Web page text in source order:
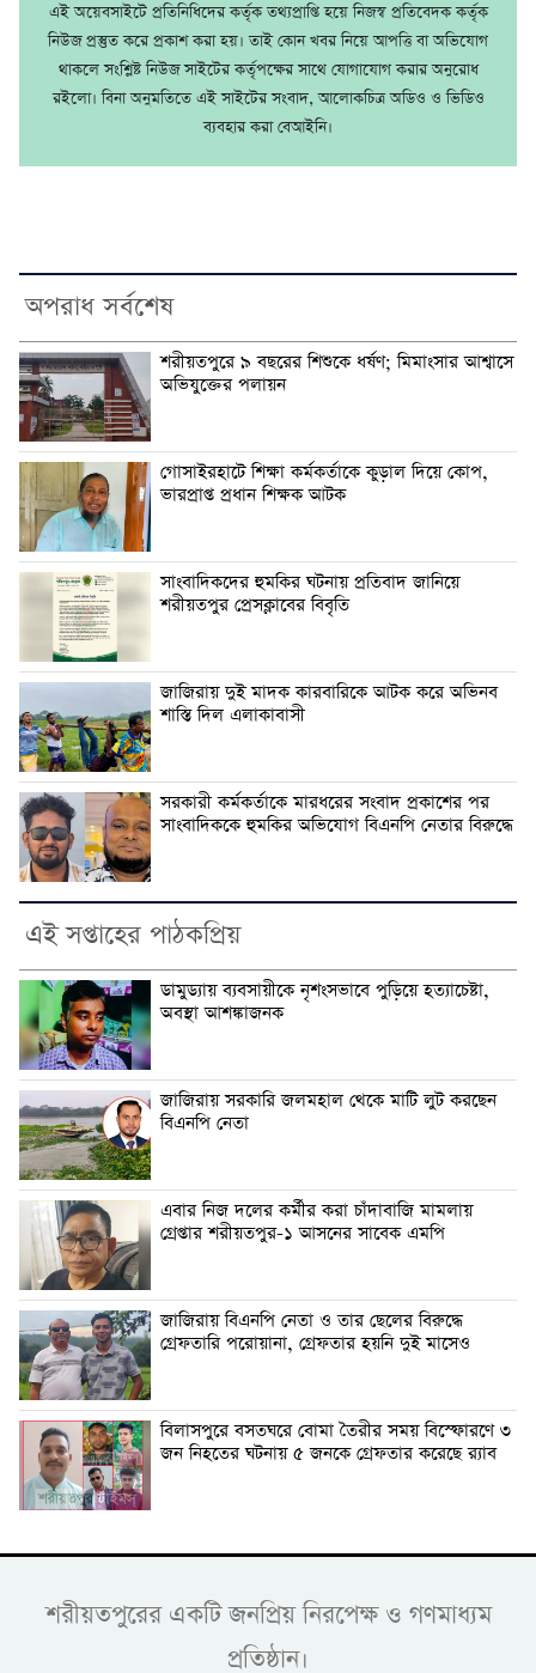
এই অয়েবসাইটে প্রতিনিধিদের কর্তৃক তথ্যপ্রাপ্তি হয়ে নিজস্ব প্রতিবেদক কর্তৃক
নিউজ প্রস্তুত করে প্রকাশ করা হয়। তাই কোন খবর নিয়ে আপত্তি বা অভিযোগ
থাকলে সংশ্লিষ্ট নিউজ সাইটের কর্তৃপক্ষের সাথে যোগাযোগ করার অনুরোধ
রইলো। বিনা অনুমতিতে এই সাইটের সংবাদ, আলোকচিত্র অডিও ও ভিডিও
ব্যবহার করা বেআইনি।
অপরাধ সর্বশেষ
শরীয়তপুরে ৯ বছরের শিশুকে ধর্ষণ; মিমাংসার আশ্বাসে
অভিযুক্তের পলায়ন
গোসাইরহাটে শিক্ষা কর্মকর্তাকে কুড়াল দিয়ে কোপ,
ভারপ্রাপ্ত প্রধান শিক্ষক আটক
সাংবাদিকদের হুমকির ঘটনায় প্রতিবাদ জানিয়ে
শরীয়তপুর প্রেসক্লাবের বিবৃতি
জাজিরায় দুই মাদক কারবারিকে আটক করে অভিনব
শাস্তি দিল এলাকাবাসী
সরকারী কর্মকর্তাকে মারধরের সংবাদ প্রকাশের পর
সাংবাদিককে হুমকির অভিযোগ বিএনপি নেতার বিরুদ্ধে
এই সপ্তাহের পাঠকপ্রিয়
ডামুড্যায় ব্যবসায়ীকে নৃশংসভাবে পুড়িয়ে হত্যাচেষ্টা,
অবস্থা আশঙ্কাজনক
জাজিরায় সরকারি জলমহাল থেকে মাটি লুট করছেন
বিএনপি নেতা
এবার নিজ দলের কর্মীর করা চাঁদাবাজি মামলায়
গ্রেপ্তার শরীয়তপুর-১ আসনের সাবেক এমপি
জাজিরায় বিএনপি নেতা ও তার ছেলের বিরুদ্ধে
গ্রেফতারি পরোয়ানা, গ্রেফতার হয়নি দুই মাসেও
বিলাসপুরে বসতঘরে বোমা তৈরীর সময় বিস্ফোরণে ৩
জন নিহতের ঘটনায় ৫ জনকে গ্রেফতার করেছে র‍্যাব
শরীয়তপুরের একটি জনপ্রিয় নিরপেক্ষ ও গণমাধ্যম
প্রতিষ্ঠান।